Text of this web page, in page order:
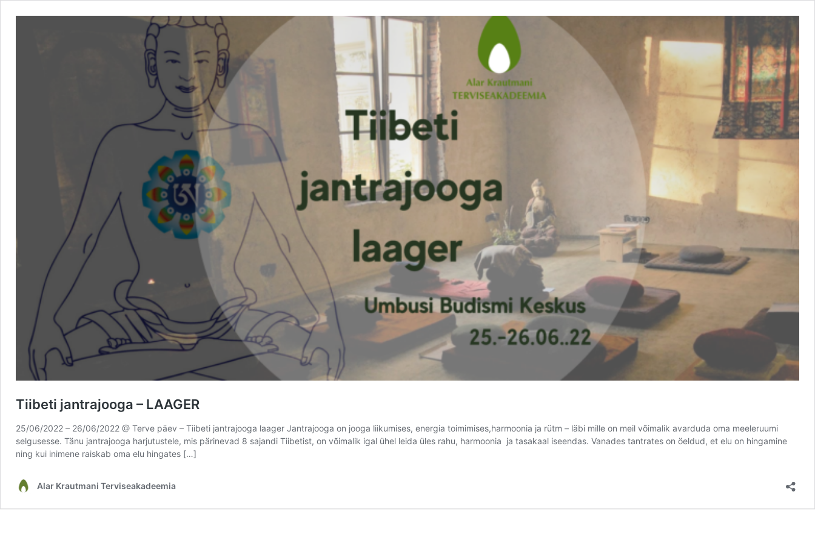
Tiibeti jantrajooga – LAAGER
25/06/2022 – 26/06/2022 @ Terve päev – Tiibeti jantrajooga laager Jantrajooga on jooga liikumises, energia toimimises,harmoonia ja rütm – läbi mille on meil võimalik avarduda oma meeleruumi
selgusesse. Tänu jantrajooga harjutustele, mis pärinevad 8 sajandi Tiibetist, on võimalik igal ühel leida üles rahu, harmoonia ja tasakaal iseendas. Vanades tantrates on öeldud, et elu on hingamine
ning kui inimene raiskab oma elu hingates […]
Alar Krautmani Terviseakadeemia